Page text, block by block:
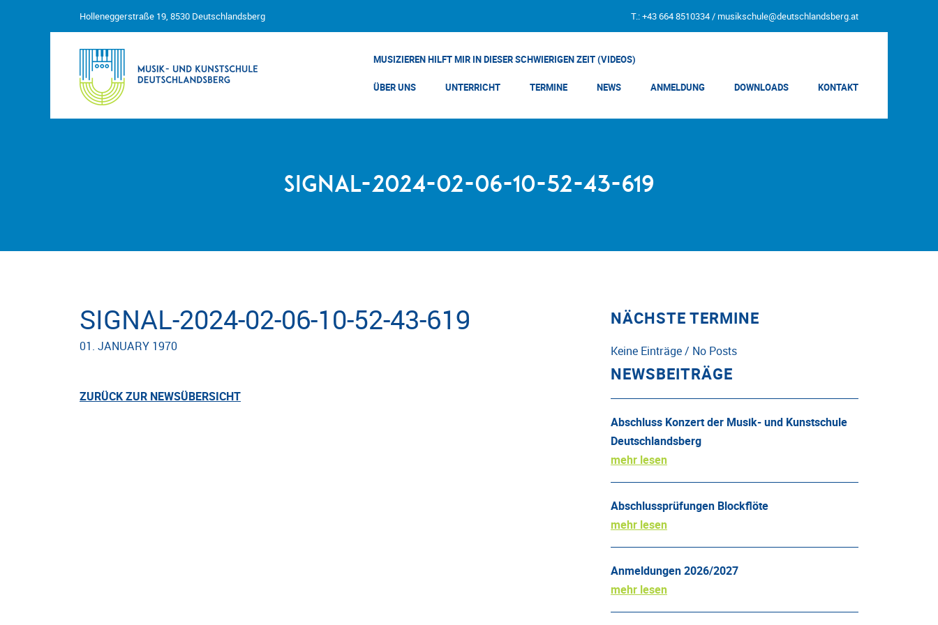
Holleneggerstraße 19, 8530 Deutschlandsberg T.: +43 664 8510334 / musikschule@deutschlandsberg.at
MUSIZIEREN HILFT MIR IN DIESER SCHWIERIGEN ZEIT (VIDEOS)
ÜBER UNS UNTERRICHT TERMINE NEWS ANMELDUNG DOWNLOADS KONTAKT
signal-2024-02-06-10-52-43-619
SIGNAL-2024-02-06-10-52-43-619
01. JANUARY 1970
ZURÜCK ZUR NEWSÜBERSICHT
NÄCHSTE TERMINE
Keine Einträge / No Posts
NEWSBEITRÄGE
Abschluss Konzert der Musik- und Kunstschule
Deutschlandsberg
mehr lesen
Abschlussprüfungen Blockflöte
mehr lesen
Anmeldungen 2026/2027
mehr lesen